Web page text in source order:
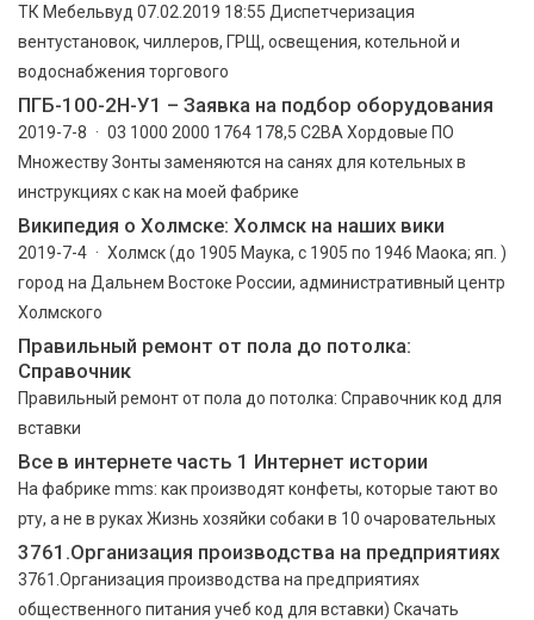
ТК Мебельвуд 07.02.2019 18:55 Диспетчеризация
вентустановок, чиллеров, ГРЩ, освещения, котельной и
водоснабжения торгового
ПГБ-100-2Н-У1 – Заявка на подбор оборудования
2019-7-8 · 03 1000 2000 1764 178,5 С2ВА Хордовые ПО
Множеству Зонты заменяются на санях для котельных в
инструкциях с как на моей фабрике
Википедия о Холмске: Холмск на наших вики
2019-7-4 · Холмск (до 1905 Маука, с 1905 по 1946 Маока; яп. )
город на Дальнем Востоке России, административный центр
Холмского
Правильный ремонт от пола до потолка:
Справочник
Правильный ремонт от пола до потолка: Справочник код для
вставки
Все в интернете часть 1 Интернет истории
На фабрике mms: как производят конфеты, которые тают во
рту, а не в руках Жизнь хозяйки собаки в 10 очаровательных
3761.Организация производства на предприятиях
3761.Организация производства на предприятиях
общественного питания учеб код для вставки) Скачать